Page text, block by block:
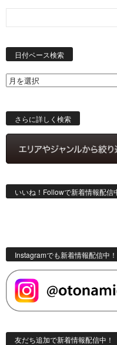
日付ベース検索
さらに詳しく検索
いいね！Followで新着情報配信
Instagramでも新着情報配信中！
友だち追加で新着情報配信中！